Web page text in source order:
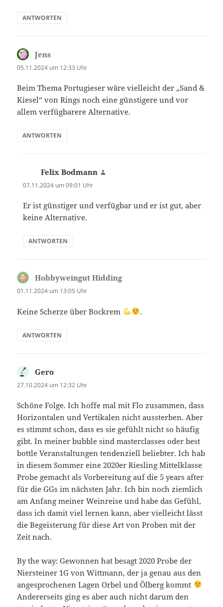
ANTWORTEN
Jens
05.11.2024 um 12:33 Uhr
Beim Thema Portugieser wäre vielleicht der „Sand &
Kiesel“ von Rings noch eine günstigere und vor
allem verfügbarere Alternative.
ANTWORTEN
Felix Bodmann
07.11.2024 um 09:01 Uhr
Er ist günstiger und verfügbar und er ist gut, aber
keine Alternative.
ANTWORTEN
Hobbyweingut Hiddingsagt:
01.11.2024 um 13:05 Uhr
Keine Scherze über Bockrem .
ANTWORTEN
Gero
27.10.2024 um 12:32 Uhr
Schöne Folge. Ich hoffe mal mit Flo zusammen, dass
Horizontalen und Vertikalen nicht aussterben. Aber
es stimmt schon, dass es sie gefühlt nicht so häufig
gibt. In meiner bubble sind masterclasses oder best
bottle Veranstaltungen tendenziell beliebter. Ich hab
in diesem Sommer eine 2020er Riesling Mittelklasse
Probe gemacht als Vorbereitung auf die 5 years after
für die GGs im nächsten Jahr. Ich bin noch ziemlich
am Anfang meiner Weinreise und habe das Gefühl,
dass ich damit viel lernen kann, aber vielleicht lässt
die Begeisterung für diese Art von Proben mit der
Zeit nach.
By the way: Gewonnen hat besagt 2020 Probe der
Niersteiner 1G von Wittmann, der ja genau aus den
angesprochenen Lagen Orbel und Ölberg kommt
Andererseits ging es aber auch nicht darum den